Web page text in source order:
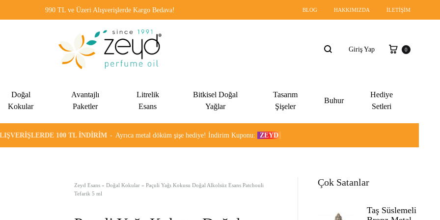
990 TL ve Üzeri Alışverişlerde Kargo Bedava! BLOG HAKKIMIZDA İLETIŞIM
erkekler
özel
alkolsüz
Ara
Giriş Yap Sepet
0
Doğal
Kokular
Avantajlı
Paketler
Litrelik
Esans
Bitkisel Doğal
Yağlar
Tasarım
Şişeler
Buhur
Hediye
Setleri
100 TL İNDIRIM Ayrıca metal döküm şişe hediye! İndirim Kuponu: ZEYD
Zeyd Esans » Doğal Kokular » Paçuli Yağı Kokusu Doğal Alkolsüz Esans Patchouli
Tefarik 5 ml
Çok Satanlar
Taş Süslemeli